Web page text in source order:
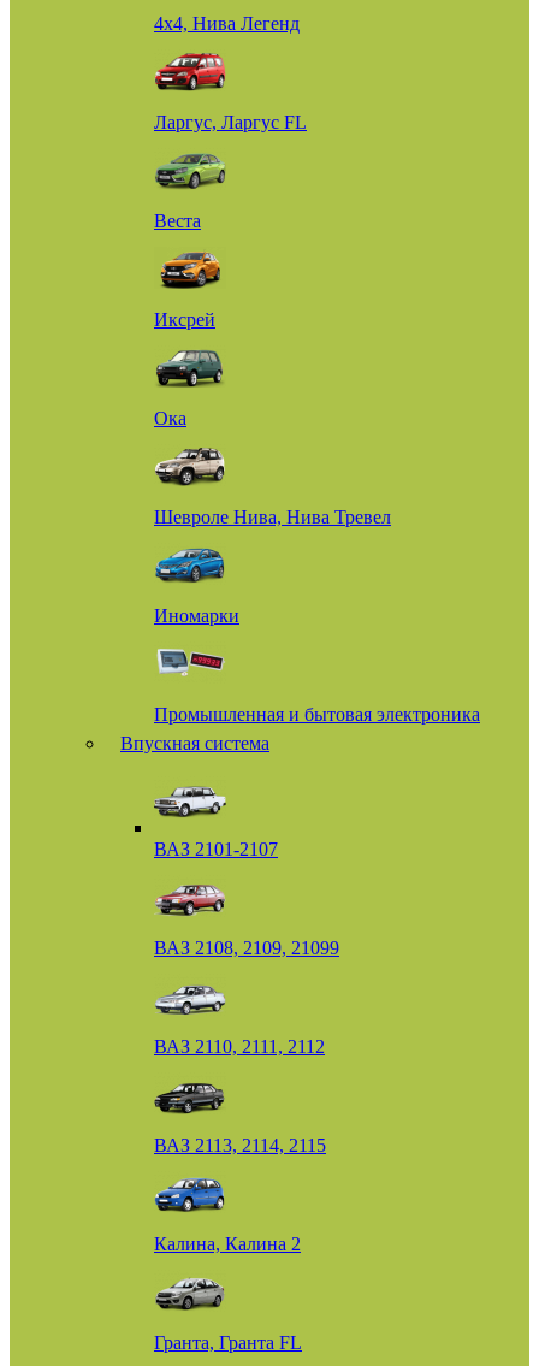
4х4, Нива Легенд
Ларгус, Ларгус FL
Веста
Иксрей
Ока
Шевроле Нива, Нива Тревел
Иномарки
Промышленная и бытовая электроника
Впускная система
ВАЗ 2101-2107
ВАЗ 2108, 2109, 21099
ВАЗ 2110, 2111, 2112
ВАЗ 2113, 2114, 2115
Калина, Калина 2
Гранта, Гранта FL